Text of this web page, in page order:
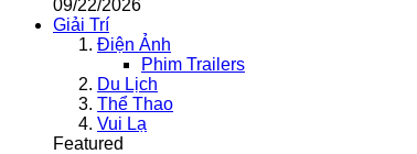
09/22/2026
Giải Trí
Điện Ảnh
Phim Trailers
Du Lịch
Thể Thao
Vui Lạ
Featured